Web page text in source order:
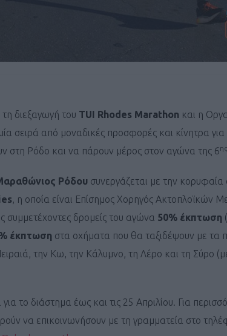
διεξαγωγή του TUI Rhodes Marathon και η
σειρά από μοναδικές προσφορές και κίνητρα για
στη Ρόδο και να πάρουν μέρος στον αγώνα της 6ης
Ρόδου συνεργάζεται με την κορυφαία
, η οποία είναι Επίσημος Χορηγός Ακτοπλοϊκών
συμμετέχοντες δρομείς του αγώνα 50% έκπτωση
έκπτωση στα οχήματα που θα ταξιδέψουν με τα
την Κω, την Κάλυμνο, τη Λέρο και τη Σύρο
το διάστημα έως και τις 25 Απριλίου. Για
να επικοινωνήσουν με τη γραμματεία στο